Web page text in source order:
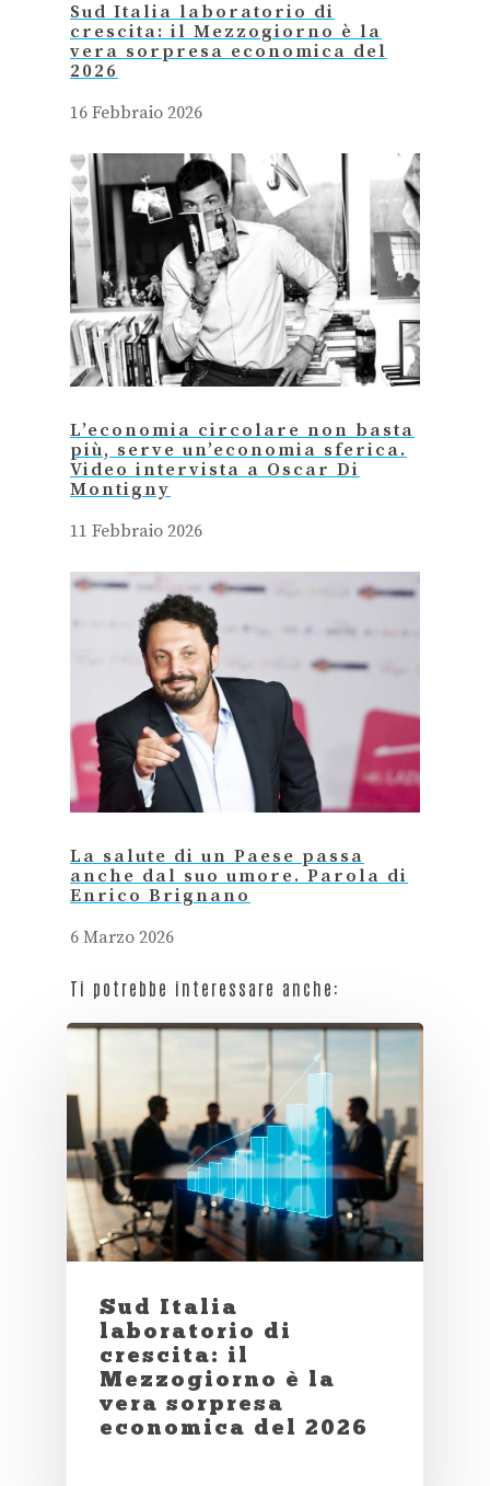
Sud Italia laboratorio di
crescita: il Mezzogiorno è la
vera sorpresa economica del
2026
16 Febbraio 2026
L’economia circolare non basta
più, serve un’economia sferica.
Video intervista a Oscar Di
Montigny
11 Febbraio 2026
La salute di un Paese passa
anche dal suo umore. Parola di
Enrico Brignano
6 Marzo 2026
Ti potrebbe interessare anche:
Sud Italia
laboratorio di
crescita: il
Mezzogiorno è la
vera sorpresa
economica del 2026